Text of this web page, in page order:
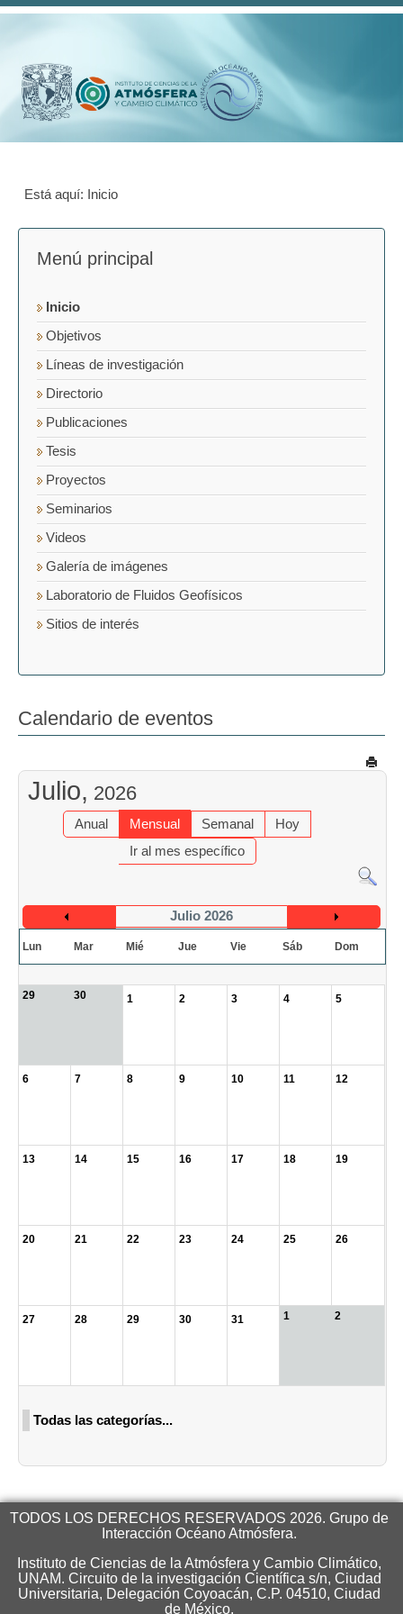
Está aquí: Inicio
Menú principal
Inicio
Objetivos
Líneas de investigación
Directorio
Publicaciones
Tesis
Proyectos
Seminarios
Videos
Galería de imágenes
Laboratorio de Fluidos Geofísicos
Sitios de interés
Calendario de eventos
Julio, 2026
Anual Mensual Semanal
Hoy
Ir al mes específico
Julio 2026
Lun Mar Mié Jue Vie Sáb Dom
29 30 1 2 3 4 5
6 7 8 9 10 11 12
13 14 15 16 17 18 19
20 21 22 23 24 25 26
27 28 29 30 31 1 2
Todas las categorías...
TODOS LOS DERECHOS RESERVADOS 2026. Grupo de
Interacción Océano Atmósfera.
Instituto de Ciencias de la Atmósfera y Cambio Climático,
UNAM. Circuito de la investigación Científica s/n, Ciudad
Universitaria, Delegación Coyoacán, C.P. 04510, Ciudad
de México.